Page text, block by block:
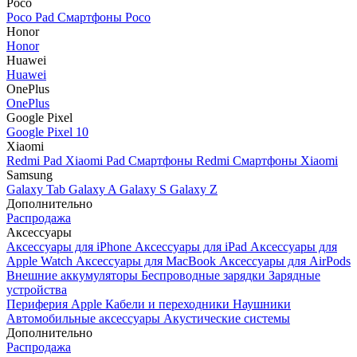
Poco
Poco Pad Смартфоны Poco
Honor
Honor
Huawei
Huawei
OnePlus
OnePlus
Google Pixel
Google Pixel 10
Xiaomi
Redmi Pad Xiaomi Pad Смартфоны Redmi Смартфоны Xiaomi
Samsung
Galaxy Tab Galaxy A Galaxy S Galaxy Z
Дополнительно
Распродажа
Аксессуары
Аксессуары для iPhone Аксессуары для iPad Аксессуары для
Apple Watch Аксессуары для MacBook Аксессуары для AirPods
Внешние аккумуляторы Беспроводные зарядки Зарядные
устройства
Периферия Apple Кабели и переходники Наушники
Автомобильные аксессуары Акустические системы
Дополнительно
Распродажа